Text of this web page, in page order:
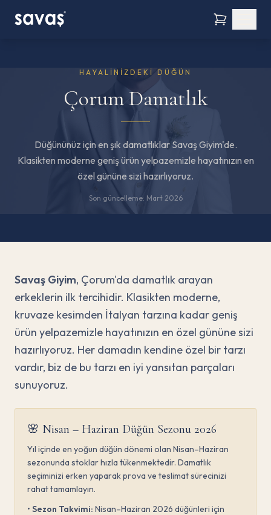
HAYALINIZDEKI DÜĞÜN
Çorum Damatlık
Düğününüz için en şık damatlıklar Savaş Giyim'de.
Klasikten moderne geniş ürün yelpazemizle hayatınızın en
özel gününe sizi hazırlıyoruz.
Son güncelleme: Mart 2026
Savaş Giyim, Çorum'da damatlık arayan
erkeklerin ilk tercihidir. Klasikten moderne,
kruvaze kesimden İtalyan tarzına kadar geniş
ürün yelpazemizle hayatınızın en özel gününe sizi
hazırlıyoruz. Her damadın kendine özel bir tarzı
vardır, biz de bu tarzı en iyi yansıtan parçaları
sunuyoruz.
🌸 Nisan – Haziran Düğün Sezonu 2026
Yıl içinde en yoğun düğün dönemi olan Nisan–Haziran
sezonunda stoklar hızla tükenmektedir. Damatlık
seçiminizi erken yaparak prova ve teslimat sürecinizi
rahat tamamlayın.
• Sezon Takvimi: Nisan–Haziran 2026 düğünleri için